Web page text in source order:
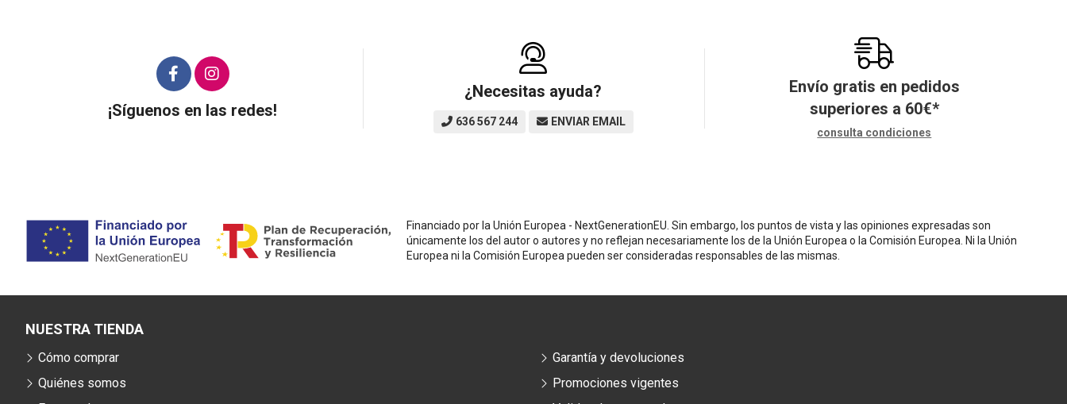
¡Síguenos en las redes!
¿Necesitas ayuda?
636 567 244 ENVIAR EMAIL
Envío gratis en pedidos
superiores a 60€*
consulta condiciones
Financiado por la Unión Europea - NextGenerationEU. Sin embargo, los puntos de vista y las opiniones expresadas son
únicamente los del autor o autores y no reflejan necesariamente los de la Unión Europea o la Comisión Europea. Ni la Unión
Europea ni la Comisión Europea pueden ser consideradas responsables de las mismas.
NUESTRA TIENDA
Cómo comprar
Quiénes somos
Garantía y devoluciones
Promociones vigentes